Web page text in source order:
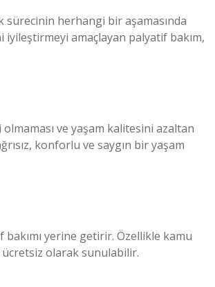
sürecinin herhangi bir aşamasında
iyileştirmeyi amaçlayan palyatif bakım,
ve yaşam kalitesini azaltan
konforlu ve saygın bir yaşam
yerine getirir. Özellikle kamu
ücretsiz olarak sunulabilir.